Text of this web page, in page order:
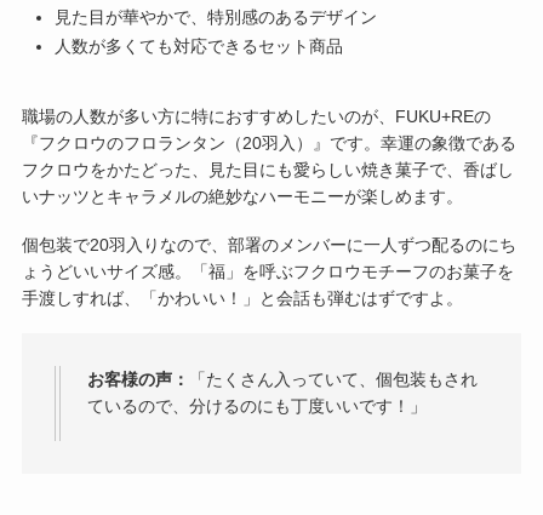
見た目が華やかで、特別感のあるデザイン
人数が多くても対応できるセット商品
職場の人数が多い方に特におすすめしたいのが、FUKU+REの
『フクロウのフロランタン（20羽入）』です。幸運の象徴である
フクロウをかたどった、見た目にも愛らしい焼き菓子で、香ばし
いナッツとキャラメルの絶妙なハーモニーが楽しめます。
個包装で20羽入りなので、部署のメンバーに一人ずつ配るのにち
ょうどいいサイズ感。「福」を呼ぶフクロウモチーフのお菓子を
手渡しすれば、「かわいい！」と会話も弾むはずですよ。
お客様の声：
「たくさん入っていて、個包装もされ
ているので、分けるのにも丁度いいです！」